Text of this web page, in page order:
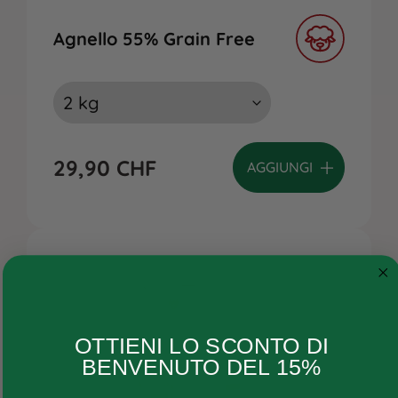
Gatto
Agnello 55% Grain Free
29,90 CHF AGGIUNGI
OTTIENI LO SCONTO DI
BENVENUTO DEL 15%